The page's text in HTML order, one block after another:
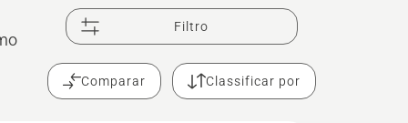
Filtro
Comparar Classificar por